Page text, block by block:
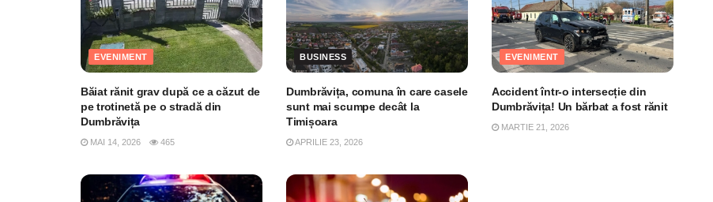
EVENIMENT
Băiat rănit grav după ce a căzut de
pe trotinetă pe o stradă din
Dumbrăvița
MAI 14, 2026 465
BUSINESS
Dumbrăvița, comuna în care casele
sunt mai scumpe decât la
Timișoara
APRILIE 23, 2026
EVENIMENT
Accident într-o intersecție din
Dumbrăvița! Un bărbat a fost rănit
MARTIE 21, 2026